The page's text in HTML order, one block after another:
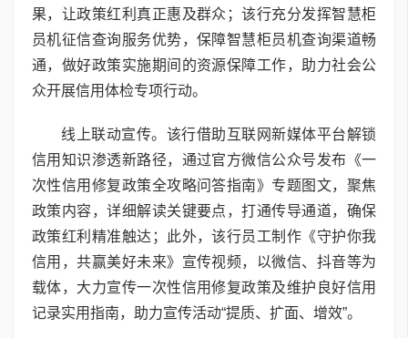
果，让政策红利真正惠及群众；该行充分发挥智慧柜
员机征信查询服务优势，保障智慧柜员机查询渠道畅
通，做好政策实施期间的资源保障工作，助力社会公
众开展信用体检专项行动。
线上联动宣传。该行借助互联网新媒体平台解锁
信用知识渗透新路径，通过官方微信公众号发布《一
次性信用修复政策全攻略问答指南》专题图文，聚焦
政策内容，详细解读关键要点，打通传导通道，确保
政策红利精准触达；此外，该行员工制作《守护你我
信用，共赢美好未来》宣传视频，以微信、抖音等为
载体，大力宣传一次性信用修复政策及维护良好信用
记录实用指南，助力宣传活动“提质、扩面、增效”。